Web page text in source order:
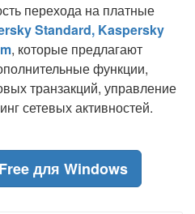
перехода на платные
Standard, Kaspersky
, которые предлагают
функции,
транзакций, управление
сетевых активностей.
для Windows